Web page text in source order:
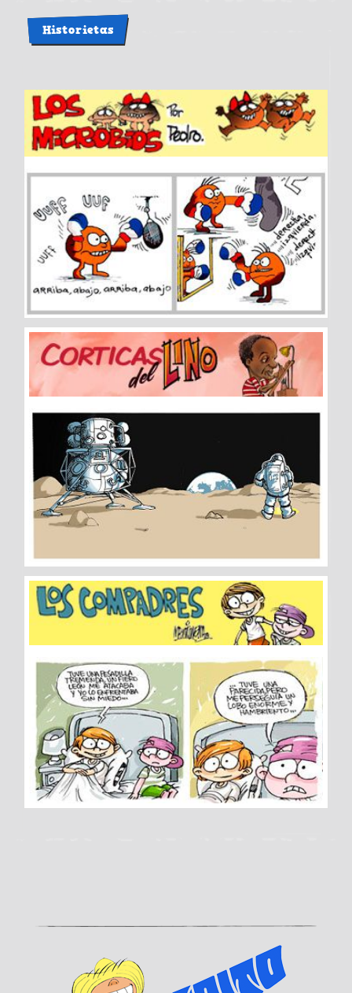
Historietas